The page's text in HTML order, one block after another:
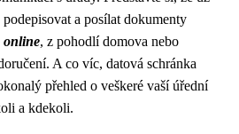
a posílat dokumenty
online, z pohodlí domova nebo
A co víc, datová schránka
přehled o veškeré vaší úřední
a kdekoli.